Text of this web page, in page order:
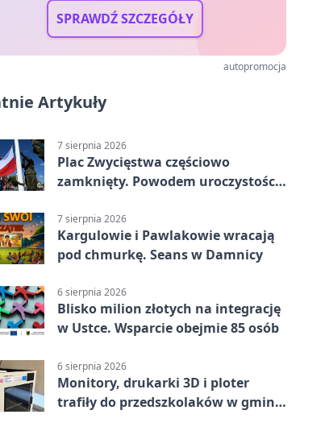
SPRAWDŹ SZCZEGÓŁY
autopromocja
Artykuły
7 sierpnia 2026
Plac Zwycięstwa częściowo
zamknięty. Powodem uroczystości
7 sierpnia 2026
Kargulowie i Pawlakowie wracają
pod chmurkę. Seans w Damnicy
6 sierpnia 2026
Blisko milion złotych na integrację
w Ustce. Wsparcie obejmie 85 osób
6 sierpnia 2026
Monitory, drukarki 3D i ploter
trafiły do przedszkolaków w gminie